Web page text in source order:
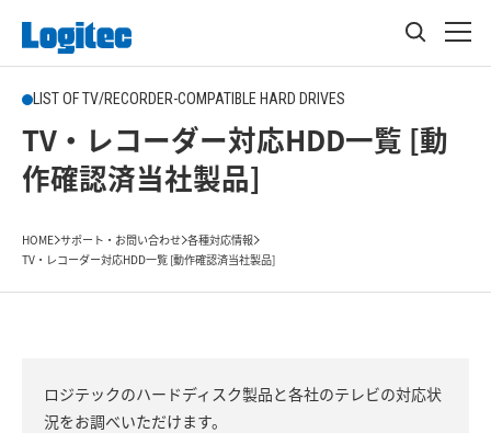
LIST OF TV/RECORDER-COMPATIBLE HARD DRIVES
TV・レコーダー対応HDD一覧 [動
作確認済当社製品]
HOME サポート・お問い合わせ 各種対応情報
TV・レコーダー対応HDD一覧 [動作確認済当社製品]
ロジテックのハードディスク製品と各社のテレビの対応状
況をお調べいただけます。